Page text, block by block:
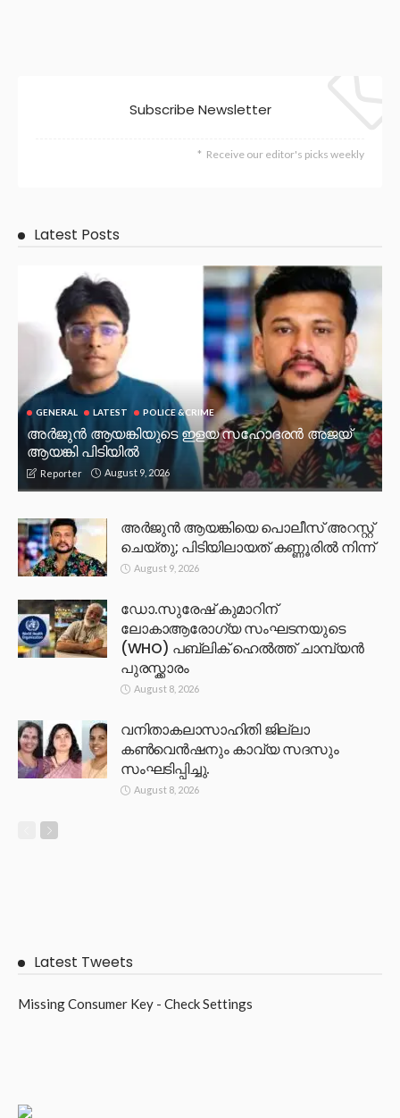
Subscribe Newsletter
Receive our editor's picks weekly
Latest Posts
GENERAL LATEST POLICE &CRIME
അർജുൻ ആയങ്കിയുടെ ഇളയ സഹോദരൻ അജയ്
ആയങ്കി പിടിയിൽ
Reporter August 9, 2026
അർജുൻ ആയങ്കിയെ പൊലീസ് അറസ്റ്റ്
ചെയ്‌തു; പിടിയിലായത് കണ്ണൂരിൽ നിന്ന്
August 9, 2026
ഡോ.സുരേഷ് കുമാറിന്
ലോകാആരോഗ്യ സംഘടനയുടെ
(WHO) പബ്ലിക് ഹെൽത്ത് ചാമ്പ്യൻ
പുരസ്ക്കാരം
August 8, 2026
വനിതാകലാസാഹിതി ജില്ലാ
കൺവെൻഷനും കാവ്യ സദസും
സംഘടിപ്പിച്ചു.
August 8, 2026
Latest Tweets
Missing Consumer Key - Check Settings